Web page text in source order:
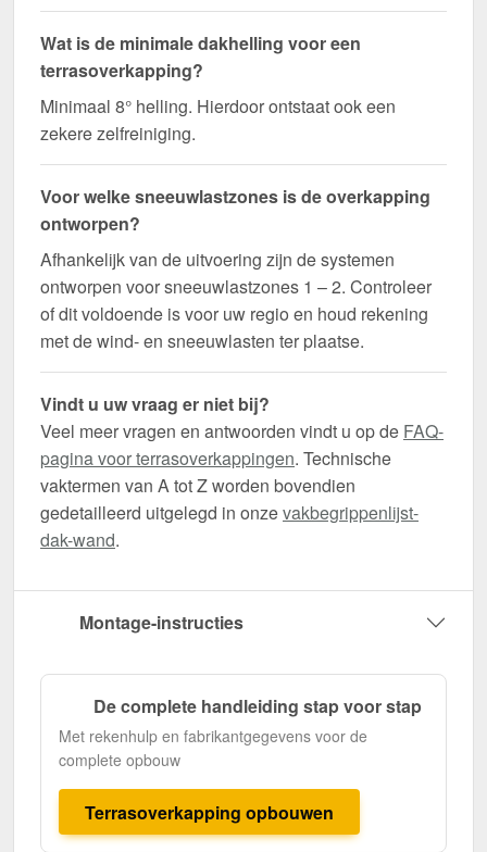
Wat is de minimale dakhelling voor een
terrasoverkapping?
Minimaal 8° helling. Hierdoor ontstaat ook een
zekere zelfreiniging.
Voor welke sneeuwlastzones is de overkapping
ontworpen?
Afhankelijk van de uitvoering zijn de systemen
ontworpen voor sneeuwlastzones 1 – 2. Controleer
of dit voldoende is voor uw regio en houd rekening
met de wind- en sneeuwlasten ter plaatse.
Vindt u uw vraag er niet bij?
Veel meer vragen en antwoorden vindt u op de FAQ-
pagina voor terrasoverkappingen. Technische
vaktermen van A tot Z worden bovendien
gedetailleerd uitgelegd in onzevakbegrippenlijst-
dak-wand.
Montage-instructies
De complete handleiding stap voor stap
Met rekenhulp en fabrikantgegevens voor de
complete opbouw
Terrasoverkapping opbouwen